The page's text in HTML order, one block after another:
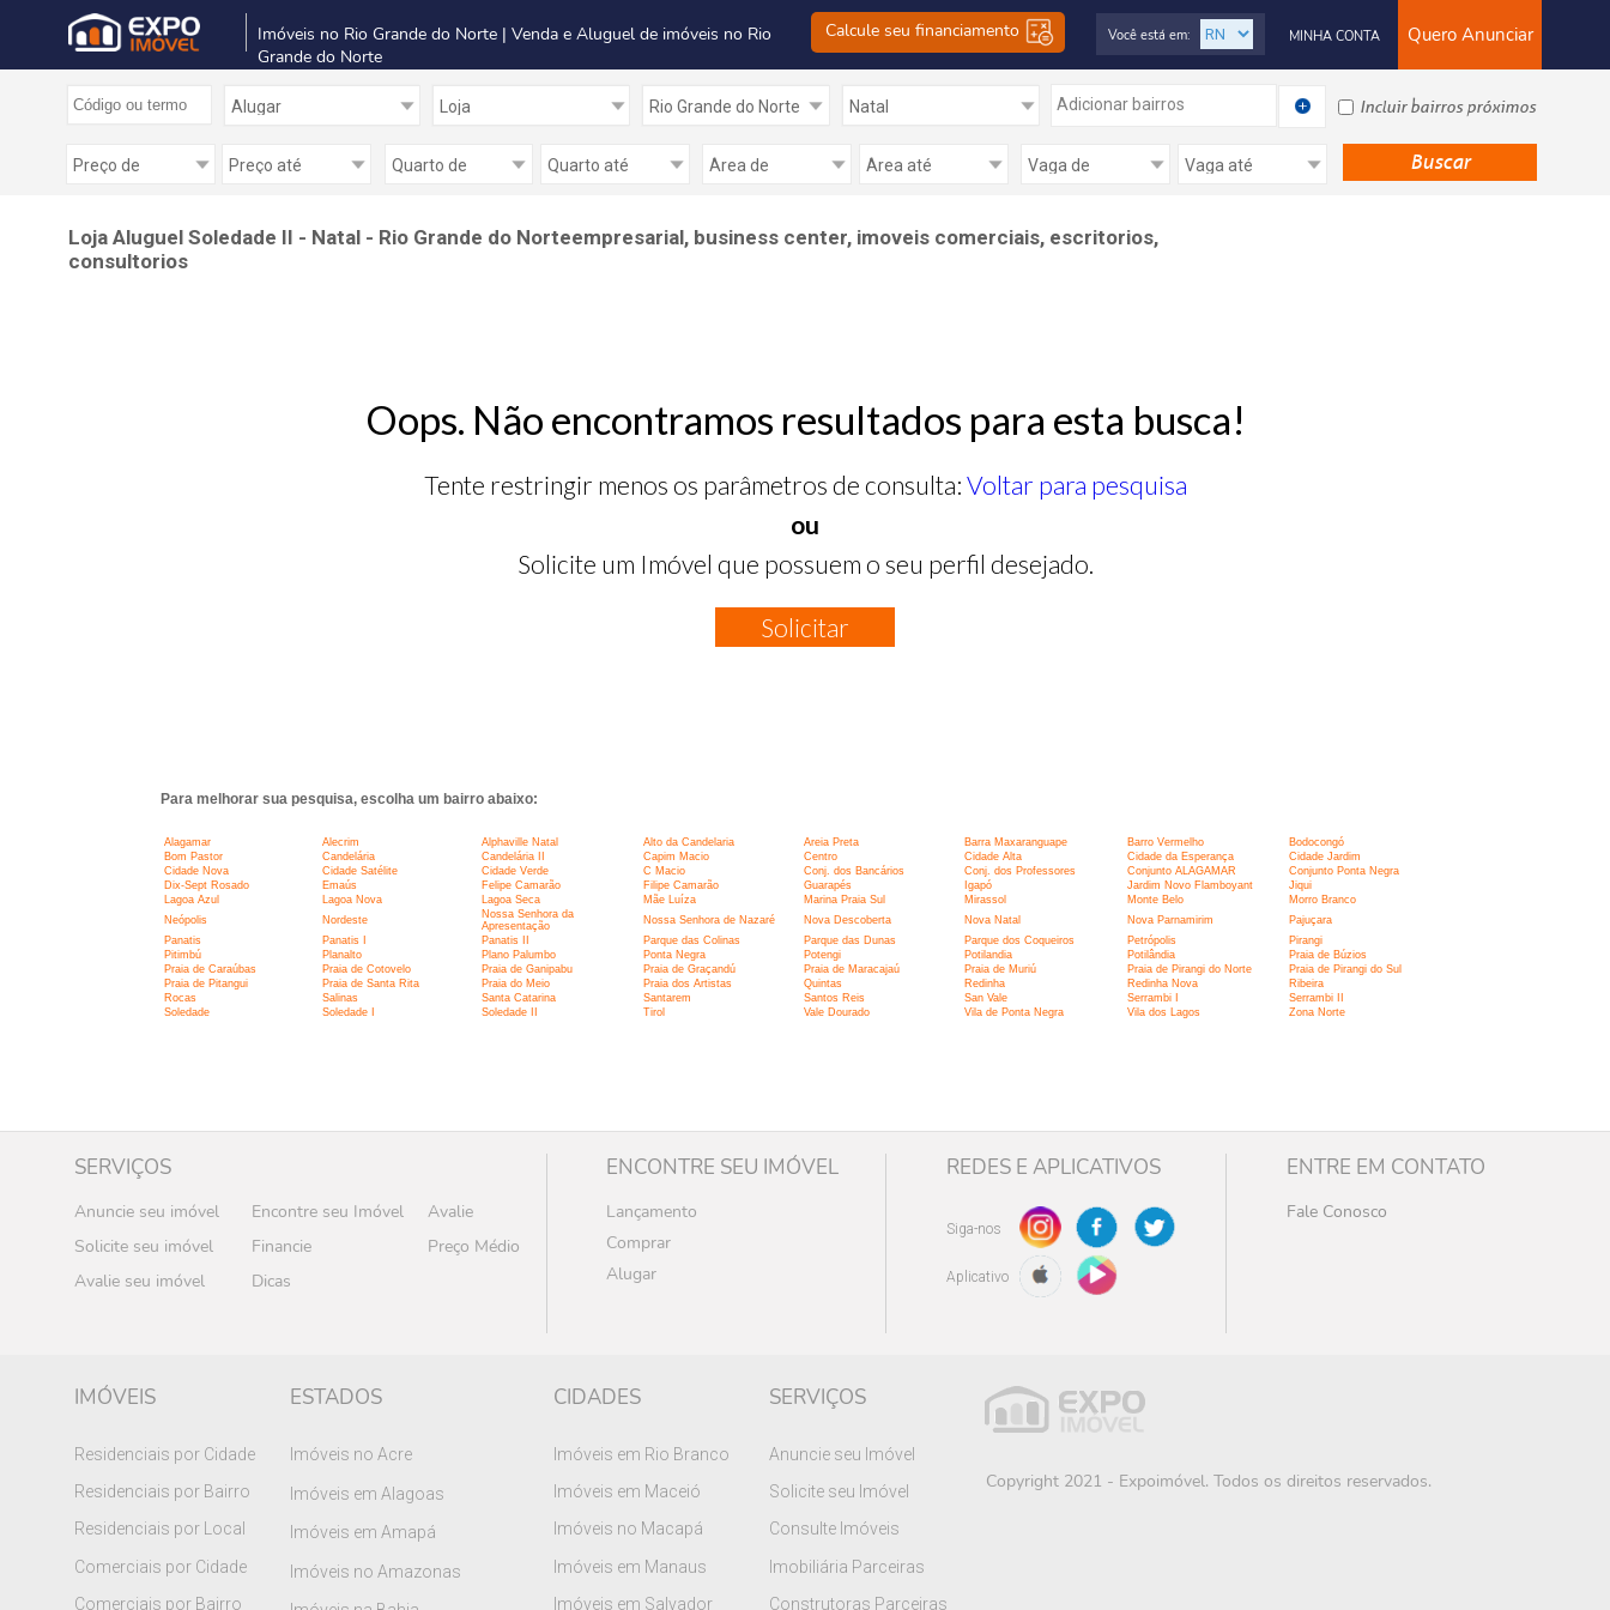
Imóveis no Rio Grande do Norte | Venda e Aluguel de imóveis no Rio
Grande do Norte
Calcule seu financiamento Quero Anunciar
MINHA CONTA
Você está em:
Adicionar bairros Incluir bairros próximos
Loja Aluguel Soledade II - Natal - Rio Grande do Norteempresarial, business center, imoveis comerciais, escritorios,
consultorios
Oops. Não encontramos resultados para esta busca!
Tente restringir menos os parâmetros de consulta: Voltar para pesquisa
ou
Solicite um Imóvel que possuem o seu perfil desejado.
Solicitar
Para melhorar sua pesquisa, escolha um bairro abaixo:
Alagamar Alecrim Alphaville Natal Alto da Candelaria Areia Preta Barra Maxaranguape Barro Vermelho
Bodocongó
Bom Pastor
Candelária Candelária II Capim Macio Centro Cidade Alta Cidade da Esperança
Cidade Jardim
Cidade Nova
Cidade Satélite Cidade Verde C Macio Conj. dos Bancários Conj. dos Professores Conjunto ALAGAMAR
Conjunto Ponta Negra
Dix-Sept Rosado
Emaús Felipe Camarão Filipe Camarão Guarapés Igapó Jardim Novo Flamboyant
Jiqui
Lagoa Azul
Lagoa Nova Lagoa Seca Mãe Luíza Marina Praia Sul Mirassol Monte Belo
Morro Branco
Neópolis
Nordeste
Nossa Senhora da
Apresentação
Nossa Senhora de Nazaré Nova Descoberta Nova Natal Nova Parnamirim
Pajuçara
Panatis
Panatis I Panatis II Parque das Colinas Parque das Dunas Parque dos Coqueiros Petrópolis
Pirangi
Pitimbú
Planalto Plano Palumbo Ponta Negra Potengi Potilandia Potilândia
Praia de Búzios
Praia de Caraúbas
Praia de Cotovelo Praia de Ganipabu Praia de Graçandú Praia de Maracajaú Praia de Muriú Praia de Pirangi do Norte
Praia de Pirangi do Sul
Praia de Pitangui
Praia de Santa Rita Praia do Meio Praia dos Artistas Quintas Redinha Redinha Nova
Ribeira
Rocas
Salinas Santa Catarina Santarem Santos Reis San Vale Serrambi I
Serrambi II
Soledade
Soledade I Soledade II Tirol Vale Dourado Vila de Ponta Negra Vila dos Lagos Zona Norte
SERVIÇOS
Anuncie seu imóvel Encontre seu Imóvel
Avalie
Solicite seu imóvel
Financie
Preço Médio
Avalie seu imóvel
Dicas
ENCONTRE SEU IMÓVEL
Lançamento
Comprar
Alugar
REDES E APLICATIVOS
Siga-nos
Aplicativo
ENTRE EM CONTATO
Fale Conosco
IMÓVEIS
Residenciais por Cidade
Residenciais por Bairro
Residenciais por Local
Comerciais por Cidade
Comerciais por Bairro
ESTADOS
Imóveis no Acre
Imóveis em Alagoas
Imóveis em Amapá
Imóveis no Amazonas
CIDADES
Imóveis em Rio Branco
Imóveis em Maceió
Imóveis no Macapá
Imóveis em Manaus
Imóveis em Salvador
SERVIÇOS
Anuncie seu Imóvel
Solicite seu Imóvel
Consulte Imóveis
Imobiliária Parceiras
Construtoras Parceiras
Copyright 2021 - Expoimóvel. Todos os direitos reservados.